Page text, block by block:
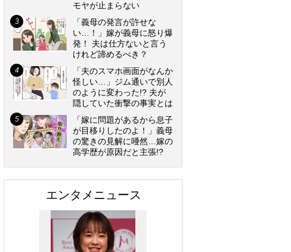
モヤが止まらない
「義母の発言が許せな
い…！」嫁が義母に怒り爆
発！ 夫は仕方ないと言う
けれど諦めるべき？
「夫のスマホ画面がなんか
怪しい…」ジム通いで別人
のように変わった!? 夫が
隠していた衝撃の事実とは
「嫁に問題があるから息子
が目移りしたのよ！」義母
の驚きの見解に唖然…嫁の
高学歴が原因だと主張!?
エンタメニュース